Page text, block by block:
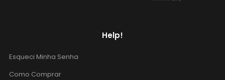
Help!
Esqueci Minha Senha
Como Comprar